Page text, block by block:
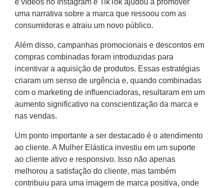
e vídeos no Instagram e TikTok ajudou a promover
uma narrativa sobre a marca que ressoou com as
consumidoras e atraiu um novo público.
Além disso, campanhas promocionais e descontos em
compras combinadas foram introduzidas para
incentivar a aquisição de produtos. Essas estratégias
criaram um senso de urgência e, quando combinadas
com o marketing de influenciadoras, resultaram em um
aumento significativo na conscientização da marca e
nas vendas.
Um ponto importante a ser destacado é o atendimento
ao cliente. A Mulher Elástica investiu em um suporte
ao cliente ativo e responsivo. Isso não apenas
melhorou a satisfação do cliente, mas também
contribuiu para uma imagem de marca positiva, onde